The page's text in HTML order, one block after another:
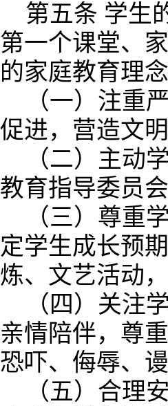
第五条 学生
第一个课堂、
的家庭教育理
（一）注重
促进，营造文
（二）主动
教育指导委员
（三）尊重
定学生成长预
炼、文艺活动
（四）关注
亲情陪伴，尊
恐吓、侮辱、
（五）合理